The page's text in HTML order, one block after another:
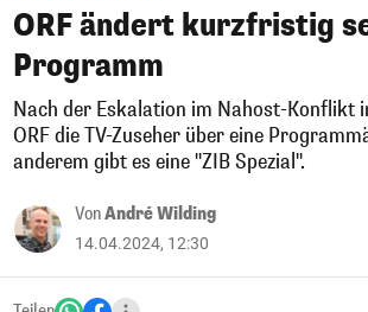
ORF ändert kurzfristig
Programm
Nach der Eskalation im Nahost-Konflikt
ORF die TV-Zuseher über eine
anderem gibt es eine "ZIB Spezial".
VonAndré Wilding
14.04.2024, 12:30